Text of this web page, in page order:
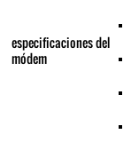
especificaciones del
módem